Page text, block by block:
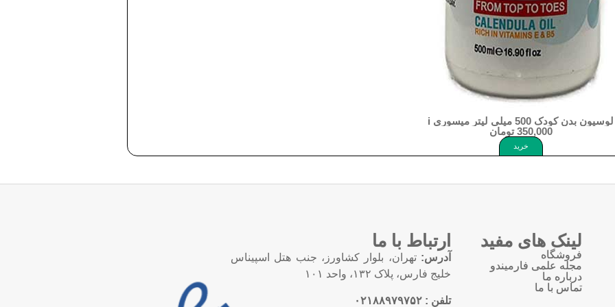
لوسیون بدن کودک 500 میلی لیتر میسوری Body Lotion Babies Formula Misssuri
350,000 تومان
خرید
لینک های مفید
فروشگاه
مجله علمی فارمیندو
درباره ما
تماس با ما
ارتباط با ما
آدرس: تهران، بلوار کشاورز، جنب هتل اسپیناس
خلیج فارس، پلاک ۱۳۲، واحد ۱۰۱
تلفن : ۰۲۱۸۸۹۷۹۷۵۲